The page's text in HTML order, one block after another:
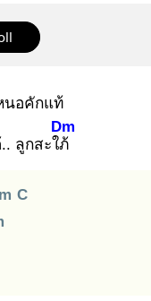
นอคักแท้
. ลูกสะใภ้
Dm
C